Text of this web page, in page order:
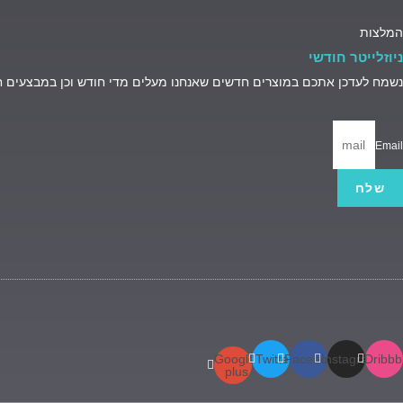
המלצות
ניוזלייטר חודשי
נשמח לעדכן אתכם במוצרים חדשים שאנחנו מעלים מדי חודש וכן
Email
שלח
Instagram
Facebook
Twitter
Google-
plus